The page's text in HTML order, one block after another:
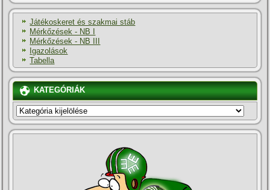
Játékoskeret és szakmai stáb
Mérkőzések - NB I
Mérkőzések - NB III
Igazolások
Tabella
KATEGÓRIÁK
KATEGÓRIÁK